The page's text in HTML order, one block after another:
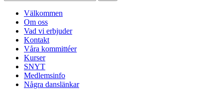
Välkommen
Om oss
Vad vi erbjuder
Kontakt
Våra kommittéer
Kurser
SNYT
Medlemsinfo
Några danslänkar